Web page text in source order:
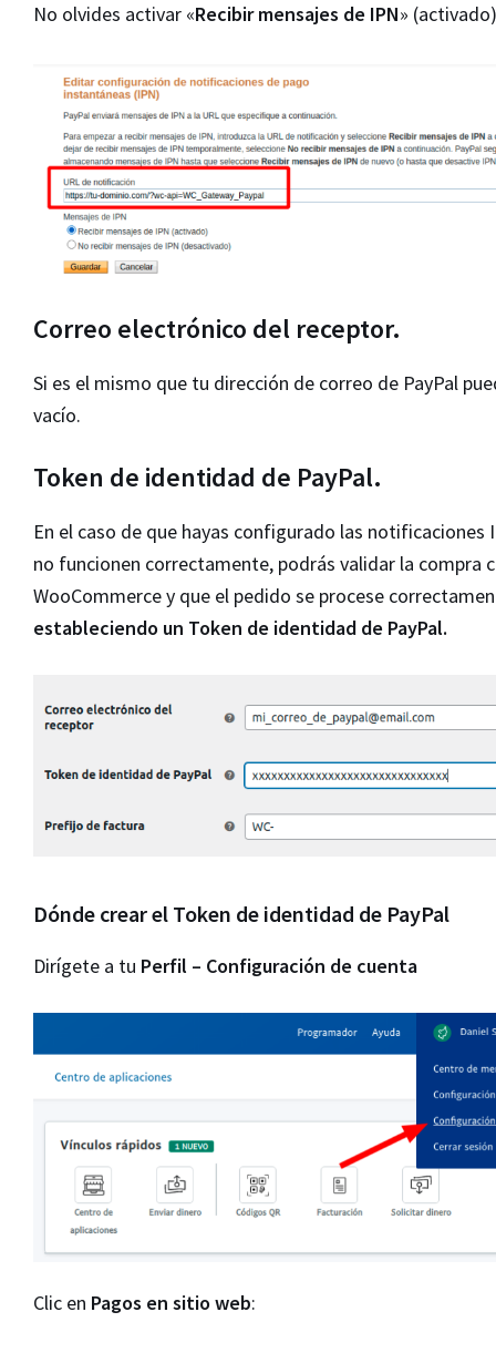
No olvides activar «Recibir mensajes de IPN» (activado)
Correo electrónico del receptor.
Si es el mismo que tu dirección de correo de PayPal
vacío.
Token de identidad de PayPal.
En el caso de que hayas configurado las notificaciones
no funcionen correctamente, podrás validar la compra
WooCommerce y que el pedido se procese
estableciendo un Token de identidad de PayPal.
Dónde crear el Token de identidad de PayPal
Dirígete a tu Perfil – Configuración de cuenta
Clic en Pagos en sitio web: